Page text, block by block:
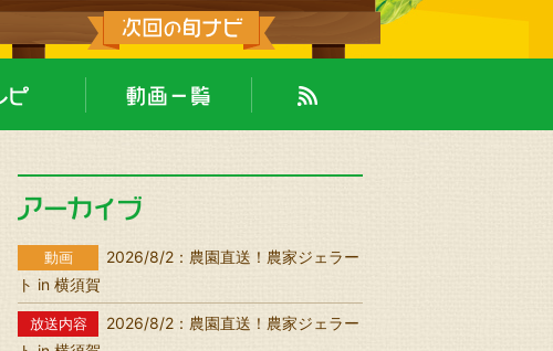
動画
2026/8/2：農園直送！農家ジェラー
ト in 横須賀
放送内容
2026/8/2：農園直送！農家ジェラー